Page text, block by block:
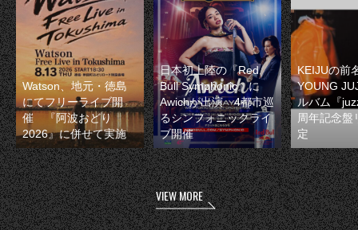
Watson、地元・徳島
にてフリーライブ開
催 『阿波おどり
2026』に併せて実施
日本初上陸の『Red
Bull Symphonic』に
Awichが出演 4都市巡
るシンフォニックライ
ブ開催
KEIJUの前
YOUNG
ルバム『
周年記念盤
定
VIEW MORE